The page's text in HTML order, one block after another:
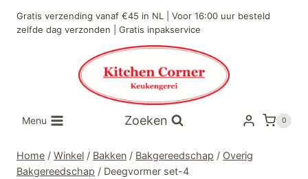
naar
Gratis verzending vanaf €45 in NL | Voor 16:00 uur besteld
zelfde dag verzonden | Gratis inpakservice
Menu Zoeken 0
Home / Winkel / Bakken / Bakgereedschap / Overig
Bakgereedschap / Deegvormer set-4